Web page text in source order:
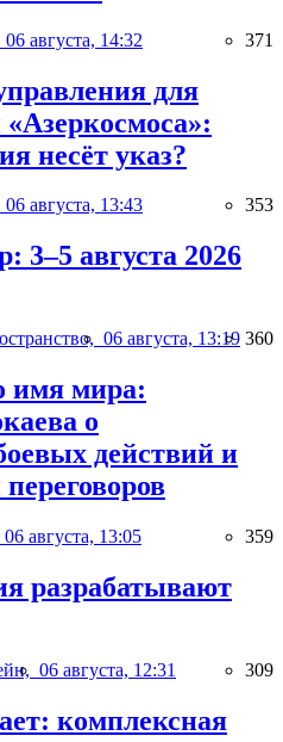
06 августа, 14:32 371
для
несёт указ?
06 августа, 13:43 353
3–5 августа 2026
06 августа, 13:19 360
имя мира:
о
действий и
06 августа, 13:05 359
разрабатывают
06 августа, 12:31 309
комплексная